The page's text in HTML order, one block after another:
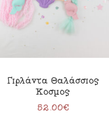
Γιρλάντα Θαλάσσιος
Κόσμος
52.00€